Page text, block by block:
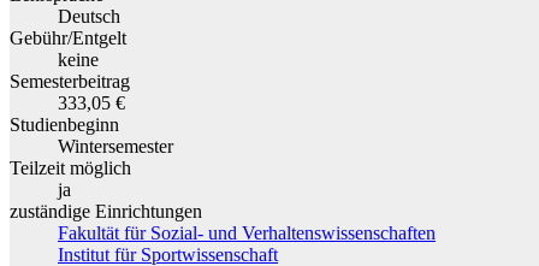
Deutsch
Gebühr/Entgelt
keine
Semesterbeitrag
333,05 €
Studienbeginn
Wintersemester
Teilzeit möglich
ja
zuständige Einrichtungen
Fakultät für Sozial- und Verhaltenswissenschaften
Institut für Sportwissenschaft